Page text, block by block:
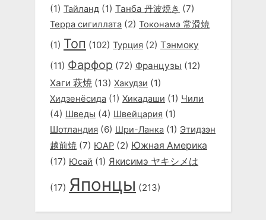
(1) Тайланд (1) Танба 丹波焼き (7)
Терра сигиллата (2) Токонамэ 常滑焼
(1) Топ (102) Турция (2) Тэнмоку
(11) Фарфор (72) Французы (12)
Хаги 萩焼 (13) Хакудзи (1)
Хидзенёсида (1) Хикадаши (1) Чили
(4) Шведы (4) Швейцария (1)
Шотландия (6) Шри-Ланка (1) Этидзэн
越前焼 (7) ЮАР (2) Южная Америка
(17) Юсай (1) Якисимэ ヤキシメは
(17) Японцы (213)